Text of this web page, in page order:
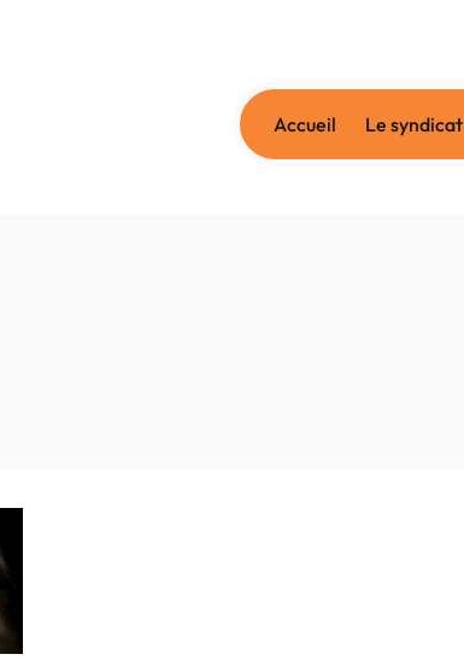
Accueil Le syndicat